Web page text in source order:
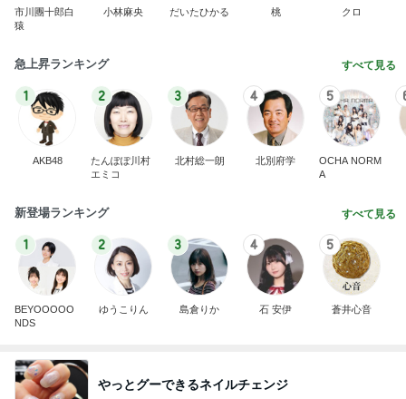
市川團十郎白
猿
小林麻央 だいたひかる 桃 クロ
急上昇ランキング すべて見る
1
AKB48
2
たんぽぽ川村
エミコ
3
北村総一朗
4
北別府学
5
OCHA NORM
A
新登場ランキング すべて見る
1
BEYOOOOO
NDS
2
ゆうこりん
3
島倉りか
4
石 安伊
5
蒼井心音
やっとグーできるネイルチェンジ